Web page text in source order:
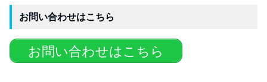
お問い合わせはこちら
お問い合わせはこちら